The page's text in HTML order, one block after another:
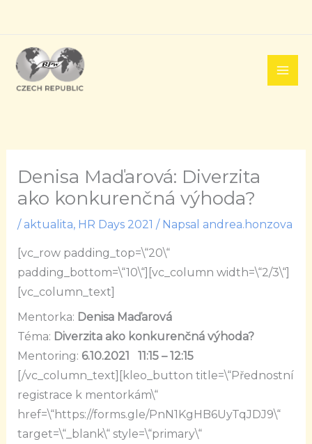
obsah
Denisa Maďarová: Diverzita
ako konkurenčná výhoda?
/ aktualita, HR Days 2021 / Napsal andrea.honzova
[vc_row padding_top=\“20\“
padding_bottom=\“10\“][vc_column width=\“2/3\“]
[vc_column_text]
Mentorka: Denisa Maďarová
Téma: Diverzita ako konkurenčná výhoda?
Mentoring: 6.10.2021 11:15 – 12:15
[/vc_column_text][kleo_button title=\“Přednostní
registrace k mentorkám\“
href=\“https://forms.gle/PnN1KgHB6UyTqJDJ9\“
target=\“_blank\“ style=\“primary\“